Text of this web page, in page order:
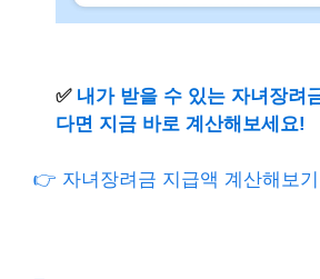
✅ 내가 받을 수 있는 자녀장려
다면 지금 바로 계산해보세요!
👉 자녀장려금 지급액 계산해보기